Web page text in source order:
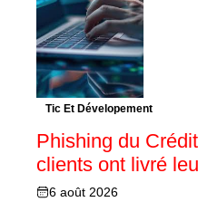
Tic Et Dévelopement
Phishing du
clients ont livré
6 août 2026